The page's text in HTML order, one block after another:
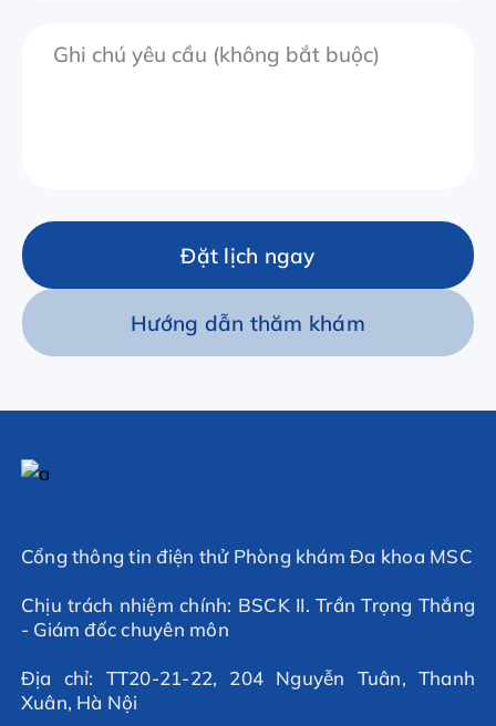
Đặt lịch ngay
Hướng dẫn thăm khám
Cổng thông tin điện thử Phòng khám Đa khoa MSC
Chịu trách nhiệm chính: BSCK II. Trần Trọng Thắng
- Giám đốc chuyên môn
Địa chỉ: TT20-21-22, 204 Nguyễn Tuân, Thanh
Xuân, Hà Nội